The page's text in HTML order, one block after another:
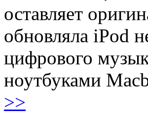
оставляет
обновляла iPod
цифрового
ноутбуками
>>